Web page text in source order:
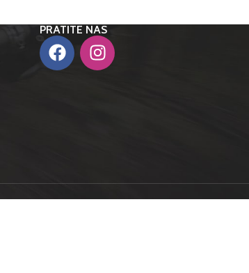
PRATITE NAS